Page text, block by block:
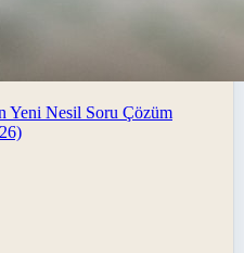
Yeni Nesil Soru Çözüm